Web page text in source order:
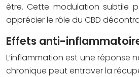
être. Cette modulation subtile
apprécier le rôle du CBD
Effets anti-
L’inflammation est une réponse
chronique peut entraver la